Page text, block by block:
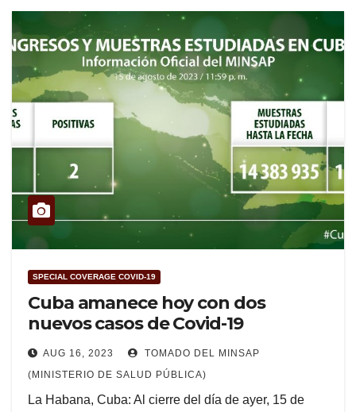
SPECIAL COVERAGE COVID-19
Cuba amanece hoy con dos
nuevos casos de Covid-19
AUG 16, 2023
TOMADO DEL MINSAP
(MINISTERIO DE SALUD PÚBLICA)
La Habana, Cuba: Al cierre del día de ayer, 15 de